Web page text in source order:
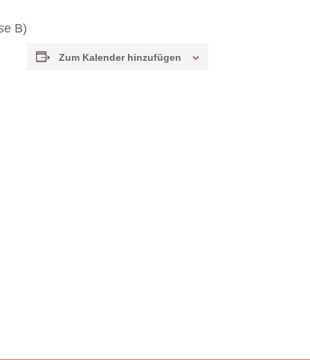
B)
Zum Kalender hinzufügen